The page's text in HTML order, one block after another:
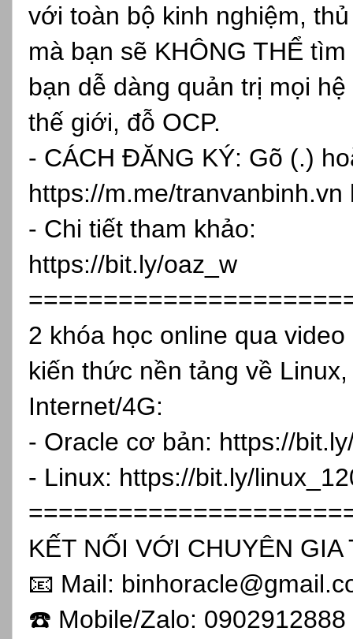
với toàn bộ kinh nghiệm,
mà bạn sẽ KHÔNG THỂ
bạn dễ dàng quản trị mọi
thế giới, đỗ OCP.
- CÁCH ĐĂNG KÝ: Gõ (.)
https://m.me/tranvanbinh.vn
- Chi tiết tham khảo:
https://bit.ly/oaz_w
2 khóa học online qua
kiến thức nền tảng về
Internet/4G:
- Oracle cơ bản: https://
- Linux: https://bit.ly/
KẾT NỐI VỚI CHUYÊN GIA
📧 Mail:
☎️ Mobile/Zalo: 0902912888